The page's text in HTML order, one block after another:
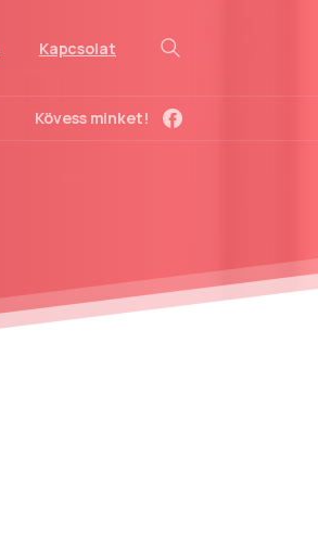
Kapcsolat
Kövess minket!